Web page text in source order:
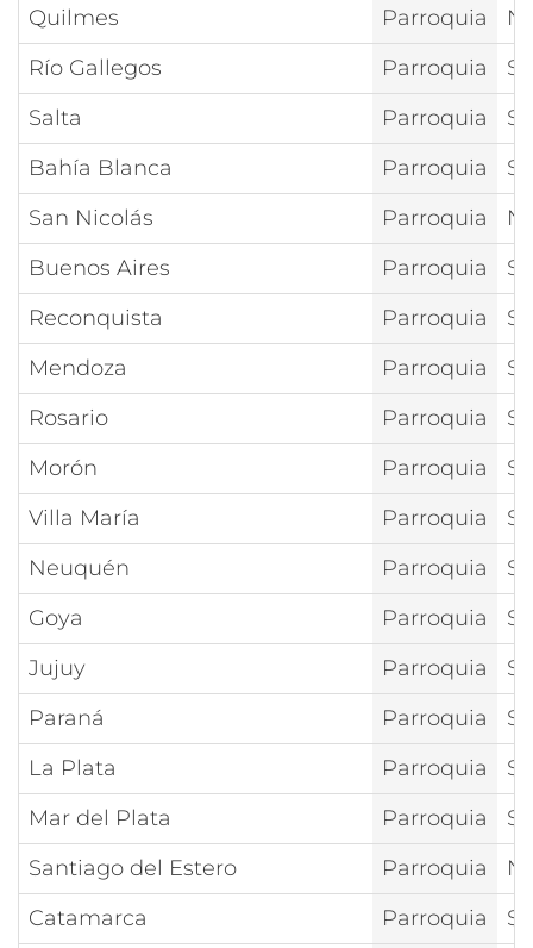
Quilmes
Parroquia
Río Gallegos
Parroquia
Salta
Parroquia
Bahía Blanca
Parroquia
San Nicolás
Parroquia
Buenos Aires
Parroquia
Reconquista
Parroquia
Mendoza
Parroquia
Rosario
Parroquia
Morón
Parroquia
Villa María
Parroquia
Neuquén
Parroquia
Goya
Parroquia
Jujuy
Parroquia
Paraná
Parroquia
La Plata
Parroquia
Mar del Plata
Parroquia
Santiago del Estero
Parroquia
Catamarca
Parroquia